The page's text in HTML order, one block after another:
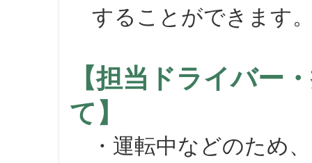
することができます
【担当ドライバー
て】
・運転中などのため